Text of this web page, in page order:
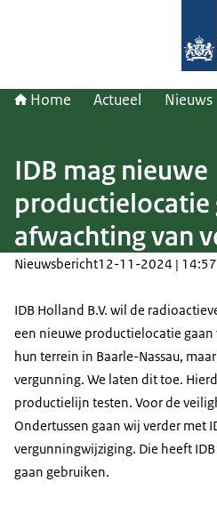
Home Actueel Nieuws
IDB mag nieuwe
productielocatie
afwachting van
Nieuwsbericht12-11-2024 | 14:57
IDB Holland B.V. wil de
een nieuwe productielocatie
hun terrein in Baarle-Nassau,
vergunning. We laten dit toe.
productielijn testen. Voor de
Ondertussen gaan wij verder met
vergunningwijziging. Die heeft
gaan gebruiken.